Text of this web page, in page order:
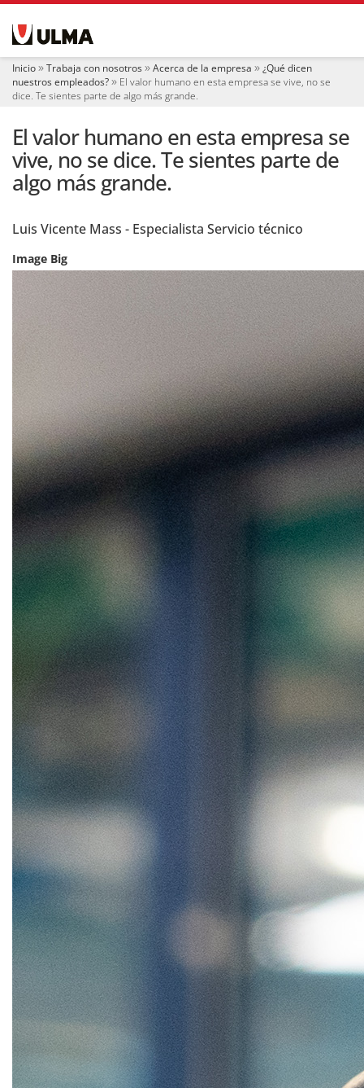
e Inicio Trabaja con nosotros Acerca de la empresa
¿Qué dicen
nuestros empleados?
El valor humano en esta empresa se vive, no se
dice. Te sientes parte de algo más grande.
El valor humano en esta empresa se
vive, no se dice. Te sientes parte de
algo más grande.
Luis Vicente Mass - Especialista Servicio técnico
Image Big